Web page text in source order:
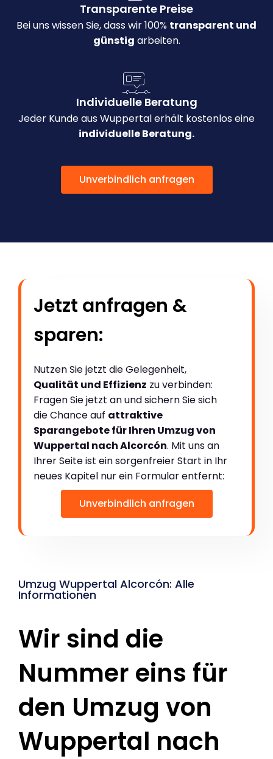
Transparente Preise
Bei uns wissen Sie, dass wir 100% transparent und
günstig arbeiten.
Individuelle Beratung
Jeder Kunde aus Wuppertal erhält kostenlos eine
individuelle Beratung.
Unverbindlich anfragen
Jetzt anfragen &
sparen:
Nutzen Sie jetzt die Gelegenheit,
Qualität und Effizienz zu verbinden:
Fragen Sie jetzt an und sichern Sie sich
die Chance auf attraktive
Sparangebote für Ihren Umzug von
Wuppertal nach Alcorcón. Mit uns an
Ihrer Seite ist ein sorgenfreier Start in Ihr
neues Kapitel nur ein Formular entfernt:
Unverbindlich anfragen
Umzug Wuppertal Alcorcón: Alle
Informationen
Wir sind die
Nummer eins für
den Umzug von
Wuppertal nach